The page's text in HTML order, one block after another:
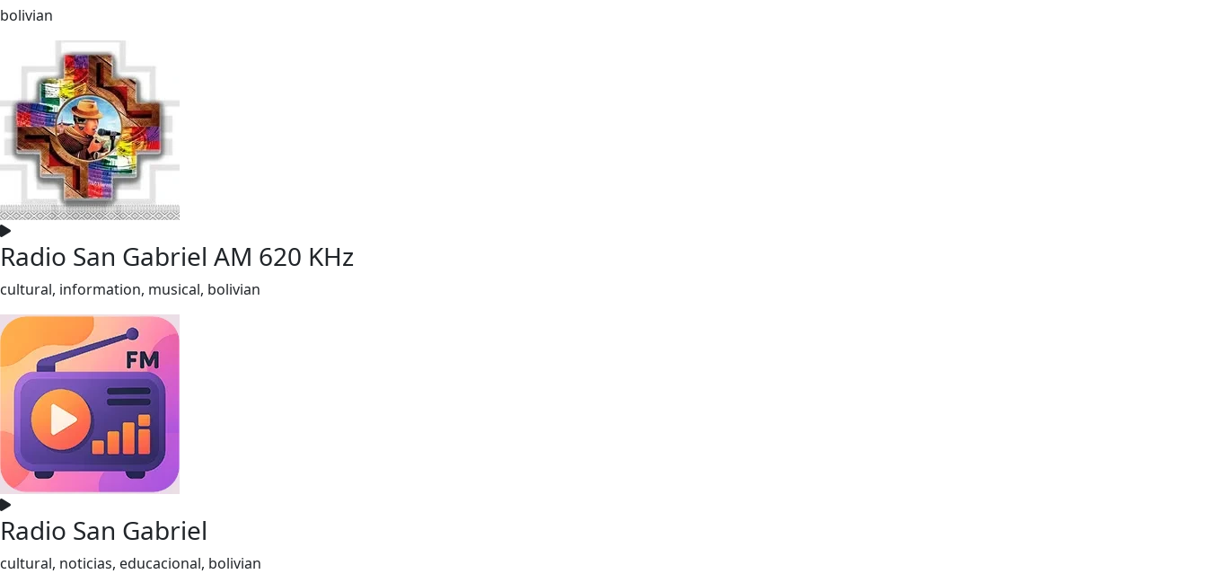
bolivian
Radio San Gabriel AM 620 KHz
cultural, information, musical, bolivian
Radio San Gabriel
cultural, noticias, educacional, bolivian